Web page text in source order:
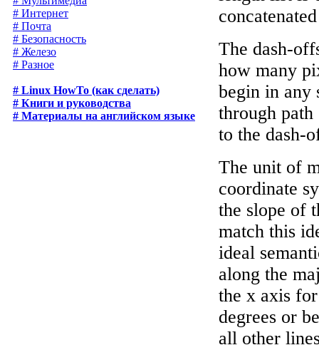
# Интернет
# Почта
# Безопасность
# Железо
# Разное
# Linux HowTo (как сделать)
# Книги и руководства
# Материалы на английском языке
The dash-
how many
begin in any
through
to the dash-
The unit of
coordinate
the slope of
match this
ideal
along the
the x axis
degrees or
all other